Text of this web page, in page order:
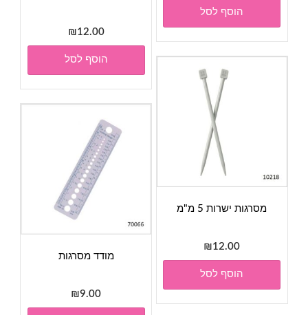
הוסף לסל
₪12.00
הוסף לסל
מסרגות ישרות 5 מ"מ
₪12.00
הוסף לסל
מודד מסרגות
₪9.00